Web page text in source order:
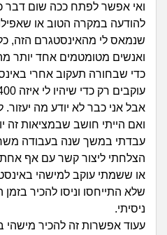
ואי אפשר לפתח ככה שום דבר
להודעה במקרה הטוב או
שנמאס לי מהאינסטגרם הזה,
ואנשים מטומטמים אחד יותר
כדי שבחורה תעקוב אחרי
אבל אני כבר לא יודע מה יעזור.
ואם הייתי חושב שבמציאות
עבדתי במשך שנה בעבודה
הצלחתי ליצור קשר עם אף אחת
או ששמתי עוקב למישהי
שלא התייחסו וניסו להכיר
ניסיתי.
עעוד אפשרות זה להכיר מישהי